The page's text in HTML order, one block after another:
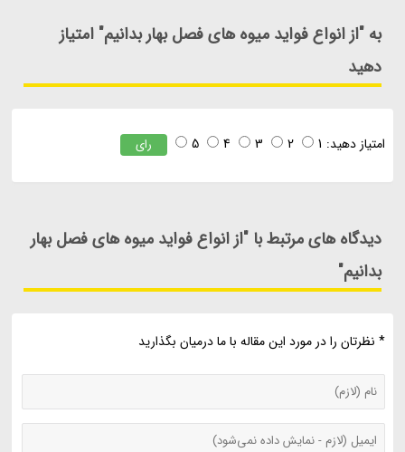
به "از انواع فواید میوه های فصل بهار بدانیم" امتیاز
دهید
امتیاز دهید: 1
2
3
4
5 رای
دیدگاه های مرتبط با "از انواع فواید میوه های فصل بهار
بدانیم"
* نظرتان را در مورد این مقاله با ما درمیان بگذارید